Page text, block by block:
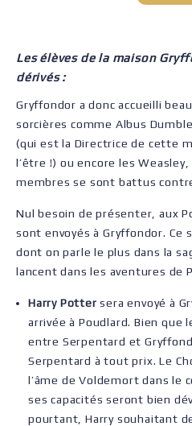
Les élèves de la maison
dérivés :
Gryffondor a donc accueilli
sorcières comme Albus
(qui est la Directrice de cette
l’être !) ou encore les
membres se sont battus
Nul besoin de présenter, aux
sont envoyés à Gryffondor. Ce
dont on parle le plus dans la
lancent dans les aventures de
Harry Potter sera envoyé à
arrivée à Poudlard. Bien que
entre Serpentard et
Serpentard à tout prix. Le
l’âme de Voldemort dans le
ses capacités seront bien
pourtant, Harry souhaitant